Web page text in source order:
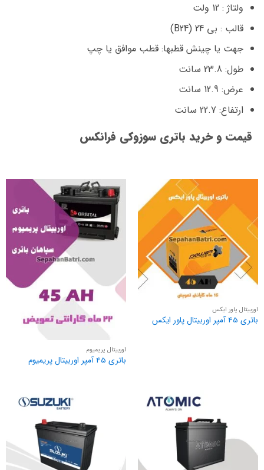
ولتاژ : 12 ولت
قالب : بی 24 (B24)
جهت یا چینش قطبها: قطب موافق یا چپ
طول: 23.8 سانت
عرض: 12.9 سانت
ارتفاع: 22.7 سانت
قیمت و خرید باتری سوزوکی فرانکس
اوربیتال پاور ایکس
باتری 45 آمپر اوربیتال پاور ایکس
اوربیتال پریمیوم
باتری 45 آمپر اوربیتال پریمیوم